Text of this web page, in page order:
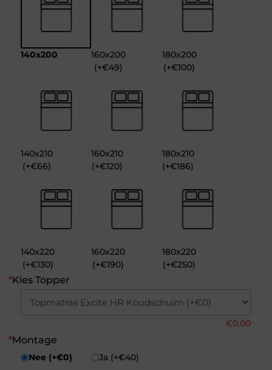
140x200
160x200
(+€49)
180x200
(+€100)
140x210
(+€66)
160x210
(+€120)
180x210
(+€186)
140x220
(+€130)
160x220
(+€190)
180x220
(+€250)
*Kies Topper
€0,00
*Montage
Nee (+€0) Ja (+€40)